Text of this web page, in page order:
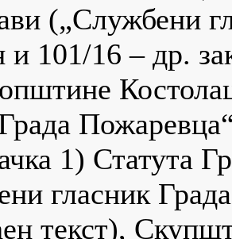
(„Службени
и 101/16 – др.
1) Статута
гласник
текст),